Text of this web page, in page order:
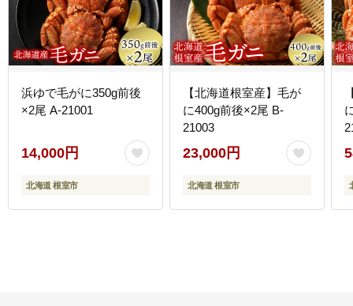
浜ゆで毛がに350g前後
×2尾 A-21001
14,000円
北海道 根室市
【北海道根室産】毛が
に400g前後×2尾 B-
21003
23,000円
北海道 根室市